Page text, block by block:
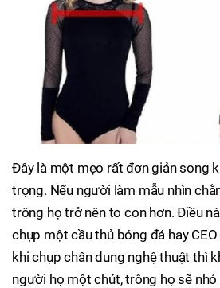
Đây là một mẹo rất đơn giản song
trọng. Nếu người làm mẫu nhìn
trông họ trở nên to con hơn. Điều
chụp một cầu thủ bóng đá hay
khi chụp chân dung nghệ thuật thì
người họ một chút, trông họ sẽ nhỏ